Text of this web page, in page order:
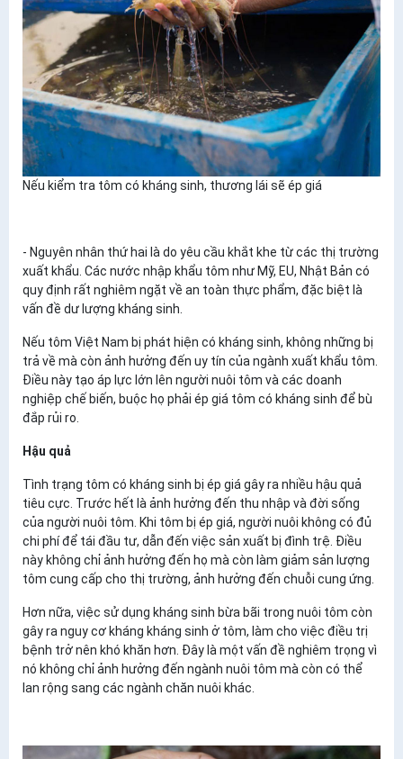
​Nếu kiểm tra tôm có kháng sinh, thương lái sẽ ép giá
- Nguyên nhân thứ hai là do yêu cầu khắt khe từ các thị trường
xuất khẩu. Các nước nhập khẩu tôm như Mỹ, EU, Nhật Bản có
quy định rất nghiêm ngặt về an toàn thực phẩm, đặc biệt là
vấn đề dư lượng kháng sinh.
Nếu tôm Việt Nam bị phát hiện có kháng sinh, không những bị
trả về mà còn ảnh hưởng đến uy tín của ngành xuất khẩu tôm.
Điều này tạo áp lực lớn lên người nuôi tôm và các doanh
nghiệp chế biến, buộc họ phải ép giá tôm có kháng sinh để bù
đắp rủi ro.
Hậu quả
Tình trạng tôm có kháng sinh bị ép giá gây ra nhiều hậu quả
tiêu cực. Trước hết là ảnh hưởng đến thu nhập và đời sống
của người nuôi tôm. Khi tôm bị ép giá, người nuôi không có đủ
chi phí để tái đầu tư, dẫn đến việc sản xuất bị đình trệ. Điều
này không chỉ ảnh hưởng đến họ mà còn làm giảm sản lượng
tôm cung cấp cho thị trường, ảnh hưởng đến chuỗi cung ứng.
Hơn nữa, việc sử dụng kháng sinh bừa bãi trong nuôi tôm còn
gây ra nguy cơ kháng kháng sinh ở tôm, làm cho việc điều trị
bệnh trở nên khó khăn hơn. Đây là một vấn đề nghiêm trọng vì
nó không chỉ ảnh hưởng đến ngành nuôi tôm mà còn có thể
lan rộng sang các ngành chăn nuôi khác.